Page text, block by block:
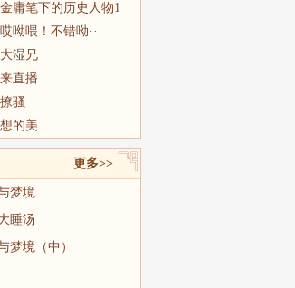
金庸笔下的历史人物1
哎呦喂！不错呦··
大湿兄
来直播
撩骚
想的美
更多>>
梦境
睡汤
梦境（中）